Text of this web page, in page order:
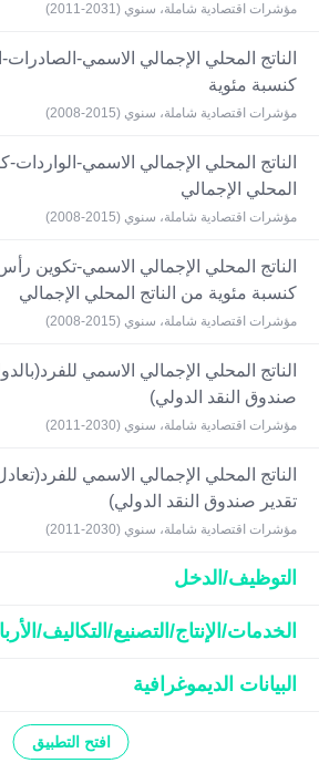
مؤشرات اقتصادية شاملة، سنوي (2031-2011)
الناتج المحلي الإجمالي الاسمي-الصادرات-
كنسبة مئوية
مؤشرات اقتصادية شاملة، سنوي (2015-2008)
الناتج المحلي الإجمالي الاسمي-
المحلي الإجمالي
مؤشرات اقتصادية شاملة، سنوي (2015-2008)
الناتج المحلي الإجمالي الاسمي-تكوين
كنسبة مئوية من الناتج المحلي الإجمالي
مؤشرات اقتصادية شاملة، سنوي (2015-2008)
الناتج المحلي الإجمالي الاسمي
صندوق النقد الدولي)
مؤشرات اقتصادية شاملة، سنوي (2030-2011)
الناتج المحلي الإجمالي الاسمي
تقدير صندوق النقد الدولي)
مؤشرات اقتصادية شاملة، سنوي (2030-2011)
التوظيف/الدخل
الخدمات/الإنتاج/التصنيع/التكاليف/
البيانات الديموغرافية
افتح التطبيق